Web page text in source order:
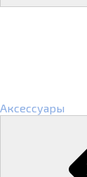
Аксессуары